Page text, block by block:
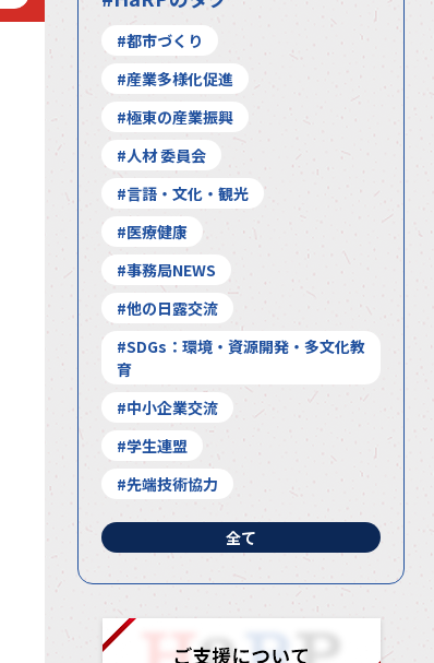
#都市づくり
#産業多様化促進
#極東の産業振興
#人材 委員会
#言語・文化・観光
#医療健康
#事務局NEWS
#他の日露交流
#SDGs：環境・資源開発・多文化教
育
#中小企業交流
#学生連盟
#先端技術協力
全て